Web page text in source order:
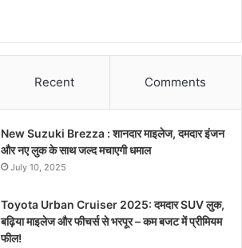
Recent Comments
New Suzuki Brezza : शानदार माइलेज, दमदार इंजन
और नए लुक के साथ जल्द मचाएगी धमाल
July 10, 2025
Toyota Urban Cruiser 2025: दमदार SUV लुक,
बढ़िया माइलेज और फीचर्स से भरपूर – कम बजट में प्रीमियम
फील!